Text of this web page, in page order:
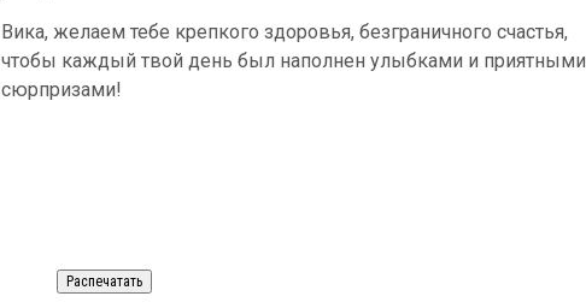
Вика, желаем тебе крепкого здоровья, безграничного счастья,
чтобы каждый твой день был наполнен улыбками и приятными
сюрпризами!